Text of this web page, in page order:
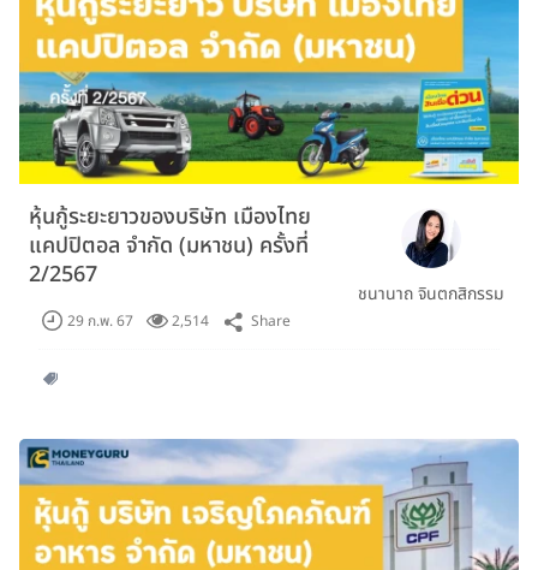
หุ้นกู้ระยะยาวของบริษัท เมืองไทย
แคปปิตอล จำกัด (มหาชน) ครั้งที่
2/2567
ชนานาถ จินตกสิกรรม
29 ก.พ. 67 2,514 Share